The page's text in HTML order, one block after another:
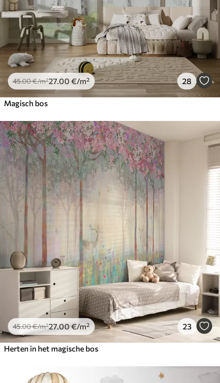
45.00€/m²27 .00 €/m² 28
Magisch bos
45.00€/m²27.00 €/m² 23
Herten in het magische bos